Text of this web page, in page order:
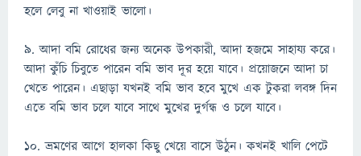
হলে লেবু না খাওয়াই ভালো।
৯. আদা বমি রোধের জন্য অনেক উপকারী, আদা হজমে সাহায্য করে।
আদা কুঁচি চিবুতে পারেন বমি ভাব দূর হয়ে যাবে। প্রয়োজনে আদা চা
খেতে পারেন। এছাড়া যখনই বমি ভাব হবে মুখে এক টুকরা লবঙ্গ দিন
এতে বমি ভাব চলে যাবে সাথে মুখের দুর্গন্ধ ও চলে যাবে।
১০. ভ্রমণের আগে হালকা কিছু খেয়ে বাসে উঠুন। কখনই খালি পেটে